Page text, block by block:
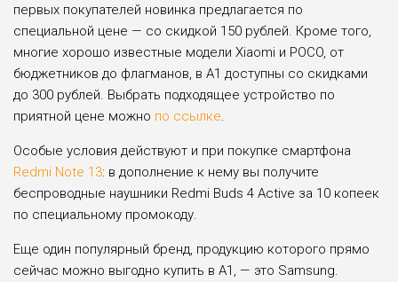
первых покупателей новинка предлагается по
специальной цене — со скидкой 150 рублей. Кроме того,
многие хорошо известные модели Xiaomi и POCO, от
бюджетников до флагманов, в А1 доступны со скидками
до 300 рублей. Выбрать подходящее устройство по
приятной цене можно по ссылке.
Особые условия действуют и при покупке смартфона
Redmi Note 13: в дополнение к нему вы получите
беспроводные наушники Redmi Buds 4 Active за 10 копеек
по специальному промокоду.
Еще один популярный бренд, продукцию которого прямо
сейчас можно выгодно купить в А1, — это Samsung.